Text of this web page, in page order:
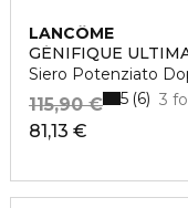
LANCÔME
GÉNIFIQUE
Siero Potenziato
81,13 €
115,90 € 3
5 6